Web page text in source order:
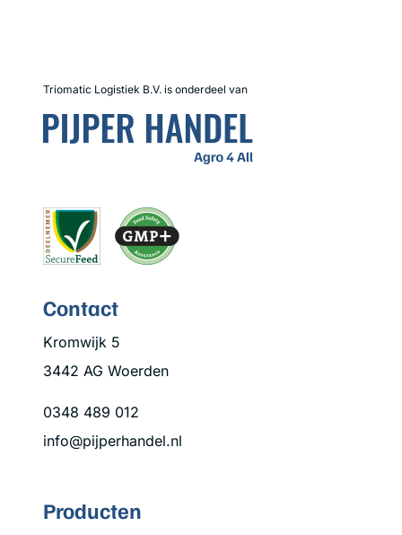
Triomatic Logistiek B.V. is onderdeel van
Contact
Kromwijk 5
3442 AG Woerden
0348 489 012
info@pijperhandel.nl
Producten